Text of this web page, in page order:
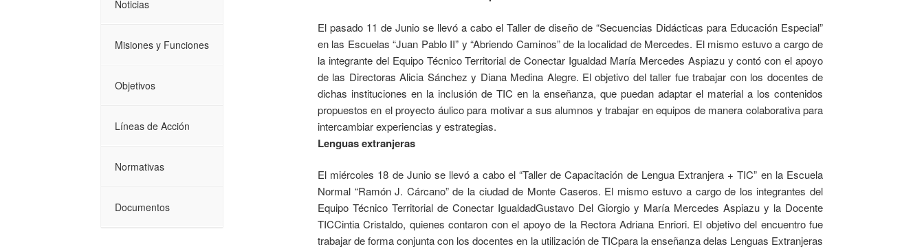
El pasado 11 de Junio se llevó a cabo el Taller de diseño de “Secuencias Didácticas para Educación Especial”
en las Escuelas “Juan Pablo II” y “Abriendo Caminos” de la localidad de Mercedes. El mismo estuvo a cargo de
la integrante del Equipo Técnico Territorial de Conectar Igualdad María Mercedes Aspiazu y contó con el apoyo
de las Directoras Alicia Sánchez y Diana Medina Alegre. El objetivo del taller fue trabajar con los docentes de
dichas instituciones en la inclusión de TIC en la enseñanza, que puedan adaptar el material a los contenidos
propuestos en el proyecto áulico para motivar a sus alumnos y trabajar en equipos de manera colaborativa para
intercambiar experiencias y estrategias.
Lenguas extranjeras
El miércoles 18 de Junio se llevó a cabo el “Taller de Capacitación de Lengua Extranjera + TIC” en la Escuela
Normal “Ramón J. Cárcano” de la ciudad de Monte Caseros. El mismo estuvo a cargo de los integrantes del
Equipo Técnico Territorial de Conectar IgualdadGustavo Del Giorgio y María Mercedes Aspiazu y la Docente
TICCintia Cristaldo, quienes contaron con el apoyo de la Rectora Adriana Enriori. El objetivo del encuentro fue
trabajar de forma conjunta con los docentes en la utilización de TICpara la enseñanza delas Lenguas Extranjeras
Noticias
Misiones y Funciones
Objetivos
Líneas de Acción
Normativas
Documentos